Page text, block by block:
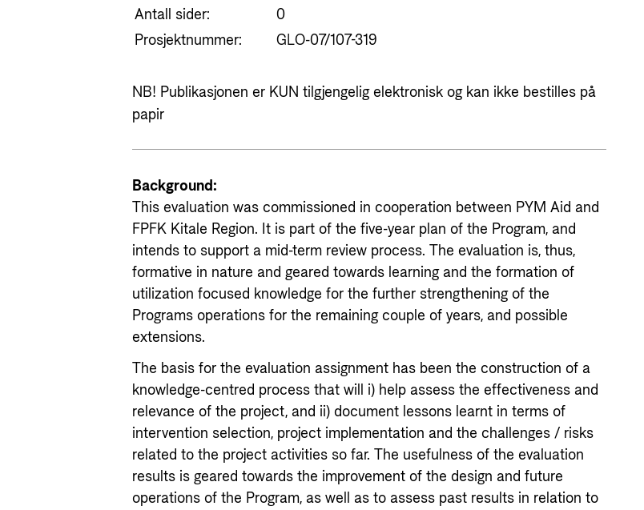
Antall sider:
0
Prosjektnummer:
GLO-07/107-319
NB! Publikasjonen er KUN tilgjengelig elektronisk og kan ikke bestilles på
papir
Background:
This evaluation was commissioned in cooperation between PYM Aid and
FPFK Kitale Region. It is part of the five-year plan of the Program, and
intends to support a mid-term review process. The evaluation is, thus,
formative in nature and geared towards learning and the formation of
utilization focused knowledge for the further strengthening of the
Programs operations for the remaining couple of years, and possible
extensions.
The basis for the evaluation assignment has been the construction of a
knowledge-centred process that will i) help assess the effectiveness and
relevance of the project, and ii) document lessons learnt in terms of
intervention selection, project implementation and the challenges / risks
related to the project activities so far. The usefulness of the evaluation
results is geared towards the improvement of the design and future
operations of the Program, as well as to assess past results in relation to